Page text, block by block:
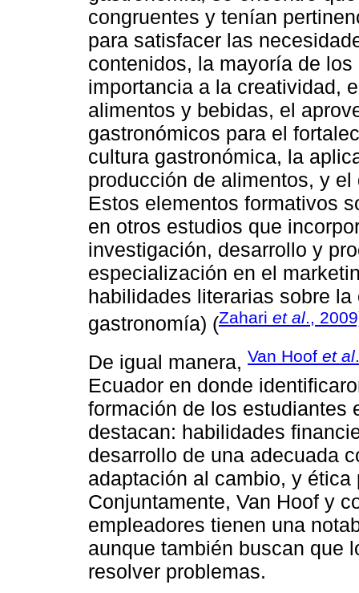
congruentes y tenían
para satisfacer las
contenidos, la mayoría de
importancia a la creatividad,
alimentos y bebidas, el
gastronómicos para el
cultura gastronómica, la
producción de alimentos, y
Estos elementos formativos
en otros estudios que
investigación, desarrollo y
especialización en el
habilidades literarias sobre
gastronomía) (Zahari et al.,
De igual manera, Van Hoof et al
Ecuador en donde
formación de los estudiantes
destacan: habilidades
desarrollo de una adecuada
adaptación al cambio, y
Conjuntamente, Van Hoof y
empleadores tienen una
aunque también buscan que
resolver problemas.